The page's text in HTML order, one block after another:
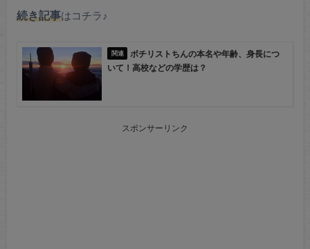
続き記事はコチラ♪
ボチリストちんの本名や年齢、身長につ
いて！高校などの学歴は？
スポンサーリンク